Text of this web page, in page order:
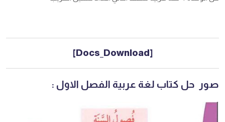
[Docs_Download]
صور حل كتاب لغة عربية الفصل الاول :